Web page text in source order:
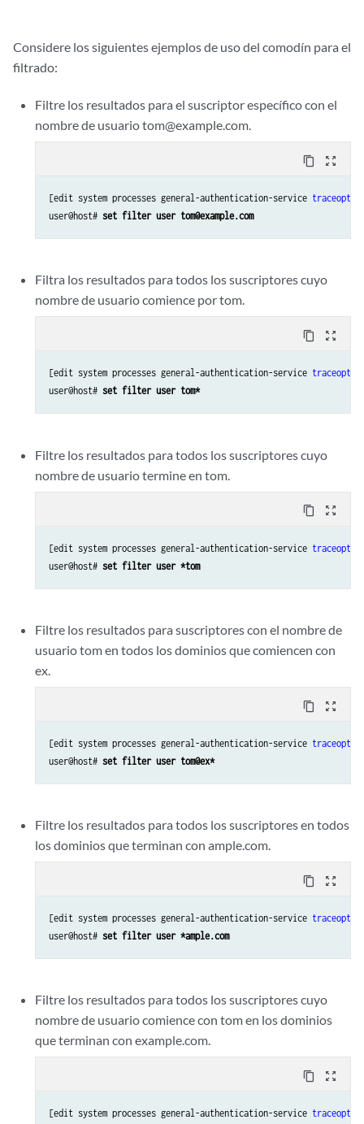
Considere los siguientes ejemplos de uso del comodín para el
filtrado:
Filtre los resultados para el suscriptor específico con el
nombre de usuario tom@example.com.
content_copy zoom_out_map
[edit system processes general-authentication-service
user@host# set filter user tom@example.com
Filtra los resultados para todos los suscriptores cuyo
nombre de usuario comience por tom.
content_copy zoom_out_map
[edit system processes general-authentication-service
user@host# set filter user tom*
Filtre los resultados para todos los suscriptores cuyo
nombre de usuario termine en tom.
content_copy zoom_out_map
[edit system processes general-authentication-service
user@host# set filter user *tom
Filtre los resultados para suscriptores con el nombre de
usuario tom en todos los dominios que comiencen con
ex.
content_copy zoom_out_map
[edit system processes general-authentication-service
user@host# set filter user tom@ex*
Filtre los resultados para todos los suscriptores en todos
los dominios que terminan con ample.com.
content_copy zoom_out_map
[edit system processes general-authentication-service
user@host# set filter user *ample.com
Filtre los resultados para todos los suscriptores cuyo
nombre de usuario comience con tom en los dominios
que terminan con example.com.
content_copy zoom_out_map
[edit system processes general-authentication-service